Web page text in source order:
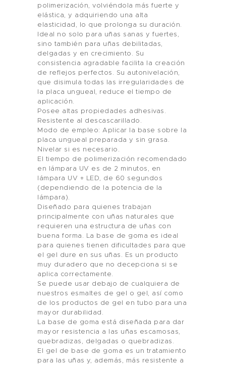
Hogar
Producto
Marca Privada
polimerización, volviéndola más fuerte y
elástica, y adquiriendo una alta
elasticidad, lo que prolonga su duración.
Ideal no solo para uñas sanas y fuertes,
sino también para uñas debilitadas,
delgadas y en crecimiento. Su
consistencia agradable facilita la creación
de reflejos perfectos. Su autonivelación,
que disimula todas las irregularidades de
la placa ungueal, reduce el tiempo de
aplicación.
Posee altas propiedades adhesivas.
Resistente al descascarillado.
Modo de empleo: Aplicar la base sobre la
placa ungueal preparada y sin grasa.
Nivelar si es necesario.
El tiempo de polimerización recomendado
en lámpara UV es de 2 minutos, en
lámpara UV + LED, de 60 segundos
(dependiendo de la potencia de la
lámpara).
Diseñado para quienes trabajan
principalmente con uñas naturales que
requieren una estructura de uñas con
buena forma. La base de goma es ideal
para quienes tienen dificultades para que
el gel dure en sus uñas. Es un producto
muy duradero que no decepciona si se
aplica correctamente.
Se puede usar debajo de cualquiera de
nuestros esmaltes de gel o gel, así como
de los productos de gel en tubo para una
mayor durabilidad.
La base de goma está diseñada para dar
mayor resistencia a las uñas escamosas,
quebradizas, delgadas o quebradizas.
El gel de base de goma es un tratamiento
para las uñas y, además, más resistente a